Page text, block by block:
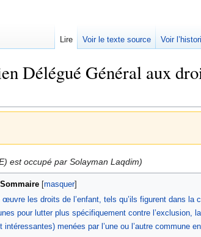
Délégué Général aux
est occupé par Solayman Laqdim)
Sommaire
les droits de l’enfant, tels qu’ils figurent dans la
pour lutter plus spécifiquement contre l’exclusion,
menées par l’une ou l’autre commune
Lire Voir le texte source Voir